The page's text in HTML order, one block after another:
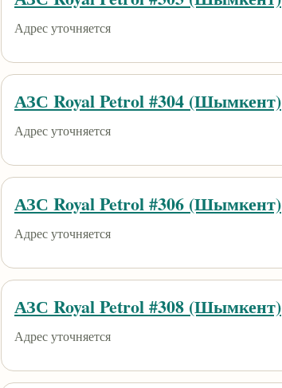
Адрес уточняется
АЗС Royal Petrol #304 (Шымкент)
Адрес уточняется
АЗС Royal Petrol #306 (Шымкент)
Адрес уточняется
АЗС Royal Petrol #308 (Шымкент)
Адрес уточняется